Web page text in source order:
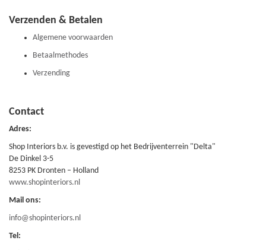
Verzenden & Betalen
Algemene voorwaarden
Betaalmethodes
Verzending
Contact
Adres:
Shop Interiors b.v. is gevestigd op het Bedrijventerrein "Delta"
De Dinkel 3-5
8253 PK Dronten – Holland
www.shopinteriors.nl
Mail ons:
info@shopinteriors.nl
Tel: